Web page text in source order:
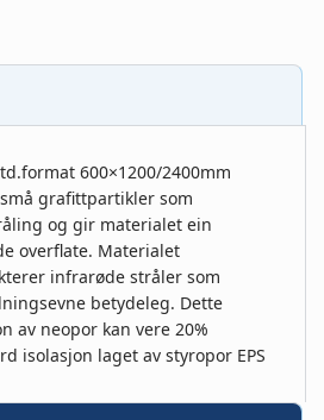
600×1200/2400mm
grafittpartikler som
og gir materialet ein
overflate. Materialet
infrarøde stråler som
betydeleg. Dette
av neopor kan vere 20%
isolasjon laget av styropor EPS